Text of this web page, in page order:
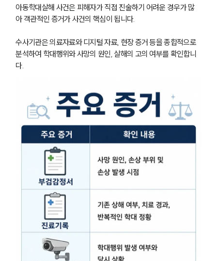
아동학대살해 사건은 피해자가 직접 진술하기 어려운 경우가 많
아 객관적인 증거가 사건의 핵심이 됩니다.
수사기관은 의료자료와 디지털 자료, 현장 증거 등을 종합적으로
분석하여 학대행위와 사망의 원인, 살해의 고의 여부를 확인합니
다.